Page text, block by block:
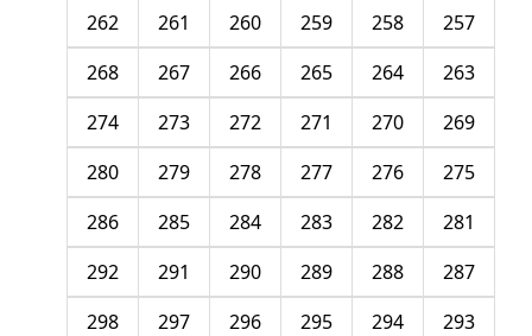
257
258
259
260
261
262
263
264
265
266
267
268
269
270
271
272
273
274
275
276
277
278
279
280
281
282
283
284
285
286
287
288
289
290
291
292
293
294
295
296
297
298